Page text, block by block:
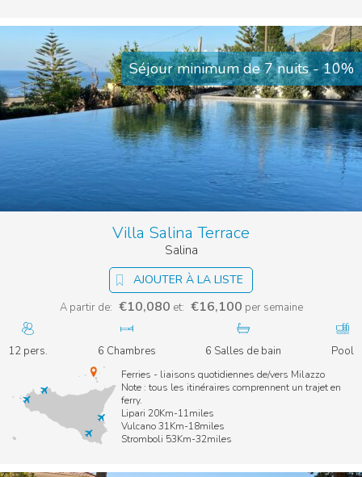
Séjour minimum de 7 nuits - 10%
AJOUTER À LA LISTE
Villa Salina Terrace
Salina
A partir de: €10,080 et: €16,100 per semaine
12 pers. 6 Chambres 6 Salles de bain Pool
Ferries - liaisons quotidiennes de/vers Milazzo
Note : tous les itinéraires comprennent un trajet en
ferry.
Lipari 20Km-11miles
Vulcano 31Km-18miles
Stromboli 53Km-32miles